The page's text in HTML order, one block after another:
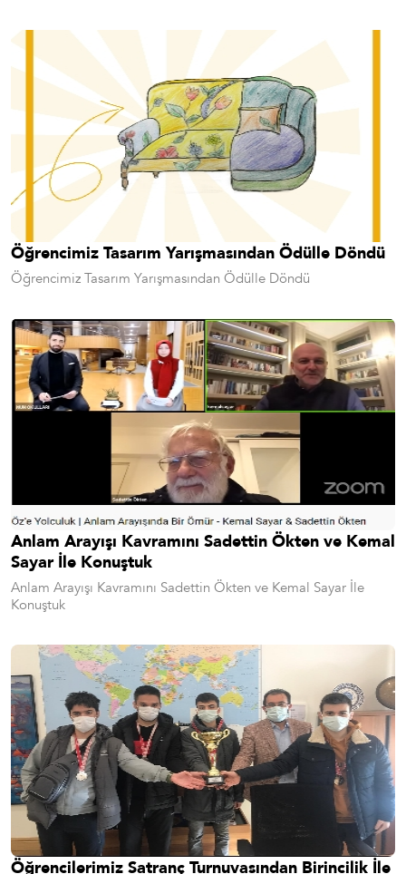
Öğrencimiz Tasarım Yarışmasından Ödülle Döndü
Öğrencimiz Tasarım Yarışmasından Ödülle Döndü
Anlam Arayışı Kavramını Sadettin Ökten ve Kemal
Sayar İle Konuştuk
Anlam Arayışı Kavramını Sadettin Ökten ve Kemal Sayar İle
Konuştuk
Öğrencilerimiz Satranç Turnuvasından Birincilik İle